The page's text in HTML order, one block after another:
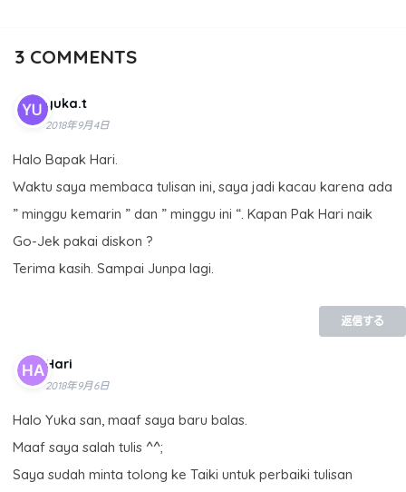
3COMMENTS
yuka.t
2018年9月4日
Halo Bapak Hari.
Waktu saya membaca tulisan ini, saya jadi kacau karena ada
” minggu kemarin ” dan ” minggu ini “. Kapan Pak Hari naik
Go-Jek pakai diskon ?
Terima kasih. Sampai Junpa lagi.
返信する
Hari
2018年9月6日
Halo Yuka san, maaf saya baru balas.
Maaf saya salah tulis ^^;
Saya sudah minta tolong ke Taiki untuk perbaiki tulisan